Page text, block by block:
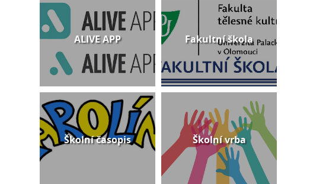
ALIVE APP Fakultní škola
Školní časopis Školní vrba